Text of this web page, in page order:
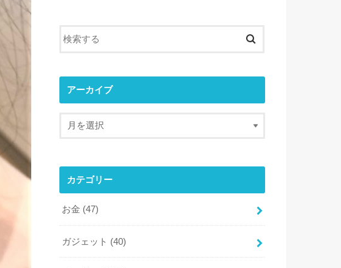
アーカイブ
カテゴリー
お金 (47)
ガジェット (40)